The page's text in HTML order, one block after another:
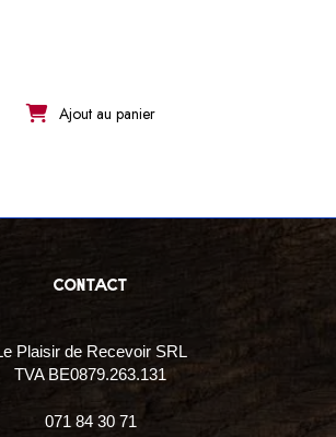
Ajout au panier
contact
Plaisir de Recevoir SRL
TVA BE0879.263.131
071 84 30 71